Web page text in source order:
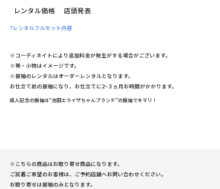
レンタル価格 店頭発表
? レンタルフルセット内容
※コーディネイトにより追加料金が発生がする場合がございます。
※帯・小物はイメージです。
※振袖のレンタルはオーダーレンタルとなります。
お仕立て前の振袖になり、お仕立てに2~３ヵ月お時間がかかります。
成人記念の振袖は“池田エライザちゃんブランド”の振袖でキマリ！
※こちらの商品はお取り寄せ商品になります。
ご試着ご希望のお客様は、ご予約店舗へお問い合わせください。
お取り寄せは振袖のみとなります。